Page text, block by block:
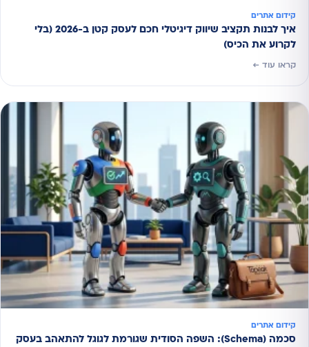
קידום אתרים
איך לבנות תקציב שיווק דיגיטלי חכם לעסק קטן ב-2026 (בלי
לקרוע את הכיס)
קראו עוד ←
קידום אתרים
סכמה (Schema): השפה הסודית שגורמת לגוגל להתאהב בעסק